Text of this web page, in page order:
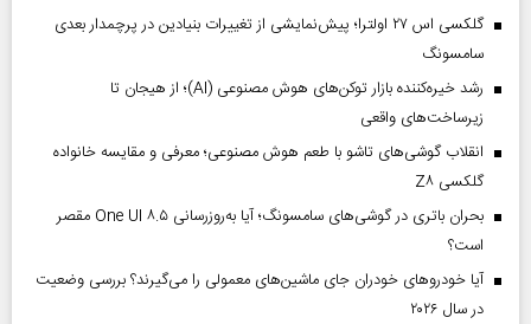
گلکسی اس ۲۷ اولترا؛ پیش‌نمایشی از تغییرات بنیادین در پرچمدار بعدی
سامسونگ
رشد خیره‌کننده بازار توکن‌های هوش مصنوعی (AI)؛ از هیجان تا
زیرساخت‌های واقعی
انقلاب گوشی‌های تاشو‌ با طعم هوش مصنوعی؛ معرفی و مقایسه خانواده
گلکسی Z۸
بحران باتری در گوشی‌های سامسونگ؛ آیا به‌روزرسانی One UI ۸.۵ مقصر
است؟
آیا خودروهای خودران جای ماشین‌های معمولی را می‌گیرند؟ بررسی وضعیت
در سال ۲۰۲۶